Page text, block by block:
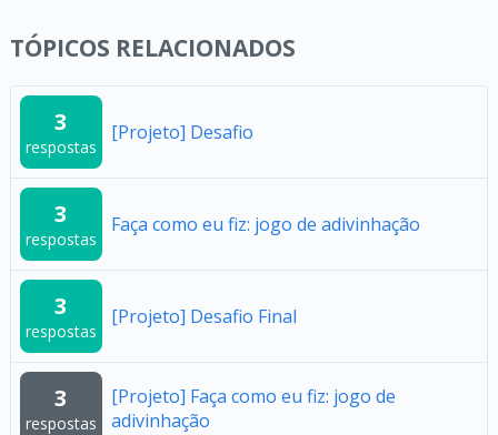
TÓPICOS RELACIONADOS
3
respostas
[Projeto] Desafio
3
respostas
Faça como eu fiz: jogo de adivinhação
3
respostas
[Projeto] Desafio Final
3
respostas
[Projeto] Faça como eu fiz: jogo de
adivinhação